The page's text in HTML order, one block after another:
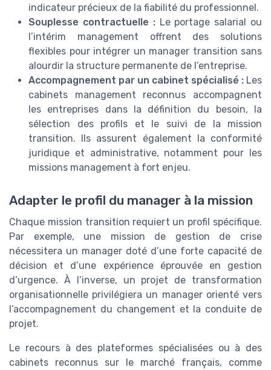
indicateur précieux de la fiabilité du professionnel.
Souplesse contractuelle :Le portage salarial ou
l’intérim management offrent des solutions
flexibles pour intégrer un manager transition sans
alourdir la structure permanente de l’entreprise.
Accompagnement par un cabinet spécialisé : Les
cabinets management reconnus accompagnent
les entreprises dans la définition du besoin, la
sélection des profils et le suivi de la mission
transition. Ils assurent également la conformité
juridique et administrative, notamment pour les
missions management à fort enjeu.
Adapter le profil du manager à la mission
Chaque mission transition requiert un profil spécifique.
Par exemple, une mission de gestion de crise
nécessitera un manager doté d’une forte capacité de
décision et d’une expérience éprouvée en gestion
d’urgence. À l’inverse, un projet de transformation
organisationnelle privilégiera un manager orienté vers
l’accompagnement du changement et la conduite de
projet.
Le recours à des plateformes spécialisées ou à des
cabinets reconnus sur le marché français, comme